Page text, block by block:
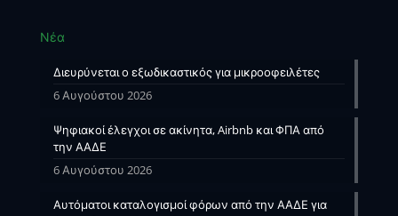
Νέα
Διευρύνεται ο εξωδικαστικός για μικροοφειλέτες
6 Αυγούστου 2026
Ψηφιακοί έλεγχοι σε ακίνητα, Airbnb και ΦΠΑ από
την ΑΑΔΕ
6 Αυγούστου 2026
Αυτόματοι καταλογισμοί φόρων από την ΑΑΔΕ για